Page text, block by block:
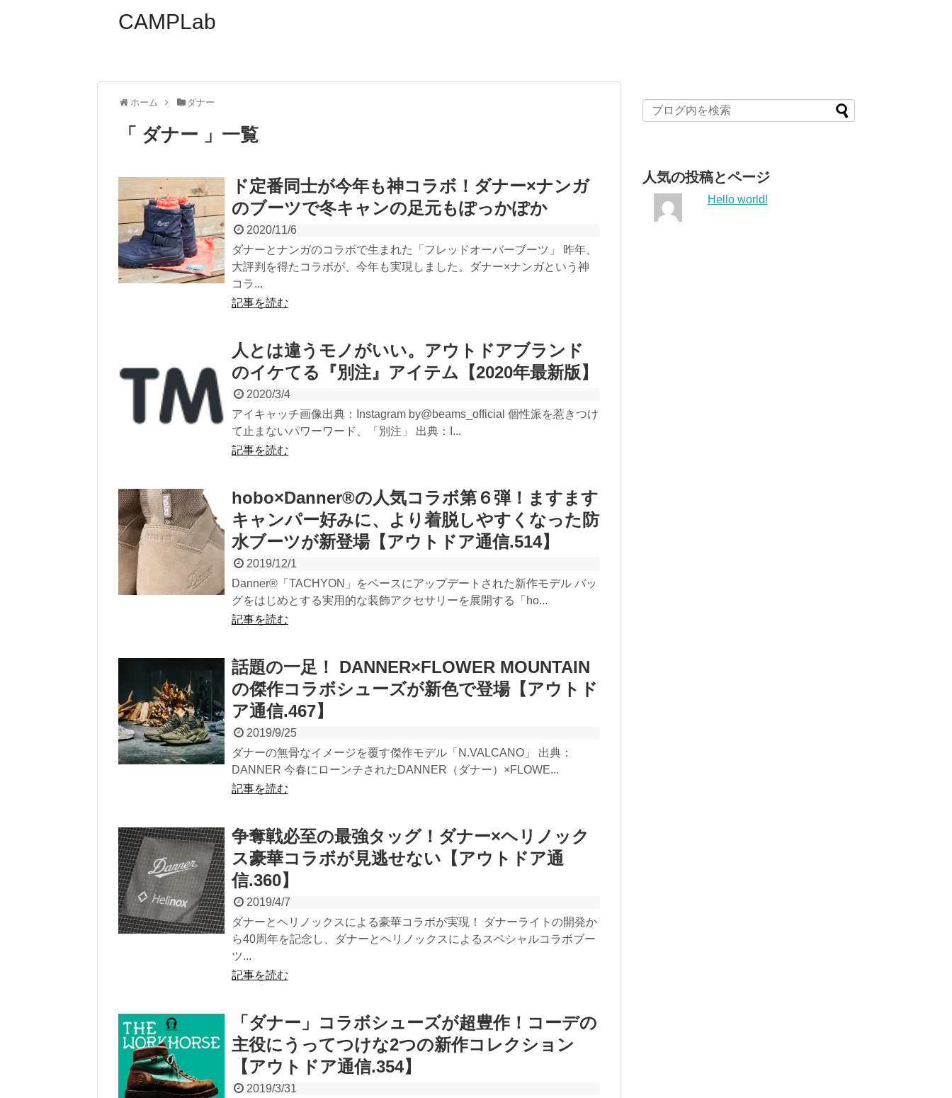
CAMPLab
ホーム ダナー
「 ダナー 」一覧
ド定番同士が今年も神コラボ！ダナー×ナンガ
のブーツで冬キャンの足元もぽっかぽか
2020/11/6
ダナーとナンガのコラボで生まれた「フレッドオーバーブーツ」 昨年、
大評判を得たコラボが、今年も実現しました。ダナー×ナンガという神
コラ...
記事を読む
人とは違うモノがいい。アウトドアブランド
のイケてる『別注』アイテム【2020年最新版】
2020/3/4
アイキャッチ画像出典：Instagram by@beams_official 個性派を惹きつけ
て止まないパワーワード、「別注」 出典：I...
記事を読む
hobo×Danner®︎の人気コラボ第６弾！ますます
キャンパー好みに、より着脱しやすくなった防
水ブーツが新登場【アウトドア通信.514】
2019/12/1
Danner®︎「TACHYON」をベースにアップデートされた新作モデル バッ
グをはじめとする実用的な装飾アクセサリーを展開する「ho...
記事を読む
話題の一足！ DANNER×FLOWER MOUNTAIN
の傑作コラボシューズが新色で登場【アウトド
ア通信.467】
2019/9/25
ダナーの無骨なイメージを覆す傑作モデル「N.VALCANO」 出典：
DANNER 今春にローンチされたDANNER（ダナー）×FLOWE...
記事を読む
争奪戦必至の最強タッグ！ダナー×ヘリノック
ス豪華コラボが見逃せない【アウトドア通
信.360】
2019/4/7
ダナーとヘリノックスによる豪華コラボが実現！ ダナーライトの開発か
ら40周年を記念し、ダナーとヘリノックスによるスペシャルコラボブー
ツ...
記事を読む
「ダナー」コラボシューズが超豊作！コーデの
主役にうってつけな2つの新作コレクション
【アウトドア通信.354】
2019/3/31
人気の投稿とページ
Hello world!